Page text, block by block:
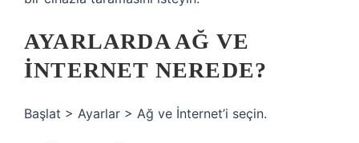
AYARLARDA AĞ VE
INTERNET NEREDE?
Başlat > Ayarlar > Ağ ve İnternet’i seçin.